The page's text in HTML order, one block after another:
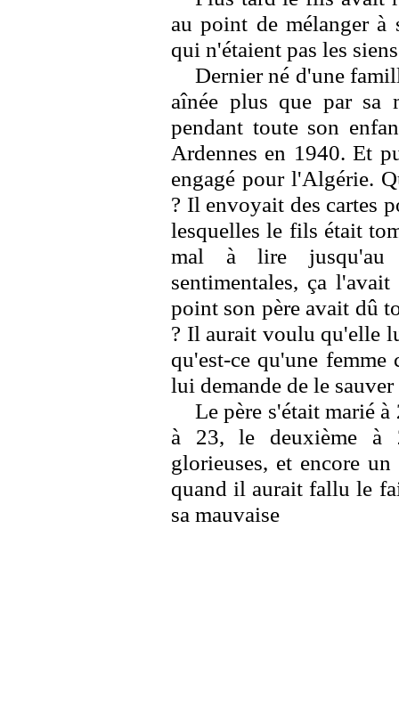
au point de mélanger à
qui n'étaient pas les
Dernier né d'une
aînée plus que par sa
pendant toute son
Ardennes en 1940. Et
engagé pour l'Algérie.
? Il envoyait des cartes
lesquelles le fils était
mal à lire jusqu'au
sentimentales, ça
point son père avait dû
? Il aurait voulu qu'elle
qu'est-ce qu'une femme
lui demande de le
Le père s'était marié
à 23, le deuxième à
glorieuses, et encore
quand il aurait fallu le
sa mauvaise